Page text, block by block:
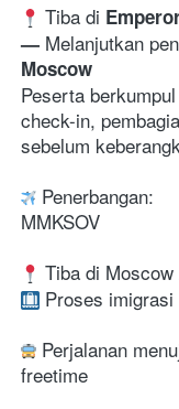
Tiba di
— Melanjutkan
Moscow
Peserta
check-in,
sebelum
Penerbangan:
MMKSOV
Tiba di
Proses imigrasi
Perjalanan
freetime